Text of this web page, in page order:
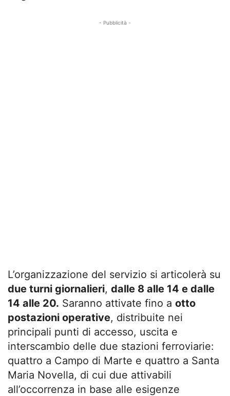
- Pubblicità -
L’organizzazione del servizio si articolerà su
due turni giornalieri, dalle 8 alle 14 e dalle
14 alle 20. Saranno attivate fino a otto
postazioni operative, distribuite nei
principali punti di accesso, uscita e
interscambio delle due stazioni ferroviarie:
quattro a Campo di Marte e quattro a Santa
Maria Novella, di cui due attivabili
all’occorrenza in base alle esigenze